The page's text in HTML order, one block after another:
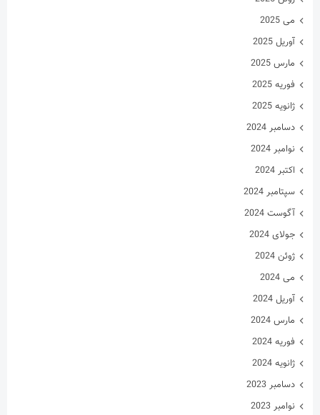
می 2025
آوریل 2025
مارس 2025
فوریه 2025
ژانویه 2025
دسامبر 2024
نوامبر 2024
اکتبر 2024
سپتامبر 2024
آگوست 2024
جولای 2024
ژوئن 2024
می 2024
آوریل 2024
مارس 2024
فوریه 2024
ژانویه 2024
دسامبر 2023
نوامبر 2023